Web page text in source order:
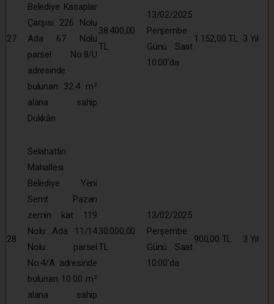
27
Belediye Kasaplar
Çarşısı 226 Nolu
Ada 67 Nolu
parsel No:8/U
adresinde
bulunan 32.4 m²
alana sahip
Dükkân
38.400,00
TL
13/02/2025
Perşembe
Günü Saat
10:00’da
1.152,00 TL 3 Yıl
28
Selahattin
Mahallesi
Belediye Yeni
Semt Pazarı
zemin kat 119
Nolu Ada 11/14
Nolu parsel
No:4/A adresinde
bulunan 10.00 m²
alana sahip
30.000,00
TL
13/02/2025
Perşembe
Günü Saat
10:00’da
900,00 TL 3 Yıl